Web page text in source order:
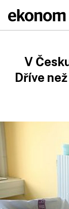
V
Dříve